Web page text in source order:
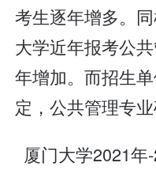
考生逐年增多。
大学近年报考公
年增加。而招生
定，公共管理专
厦门大学2021